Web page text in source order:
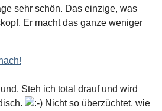
sehr schön. Das einzige, was
Er macht das ganze weniger
Steh ich total drauf und wird
Nicht so überzüchtet, wie